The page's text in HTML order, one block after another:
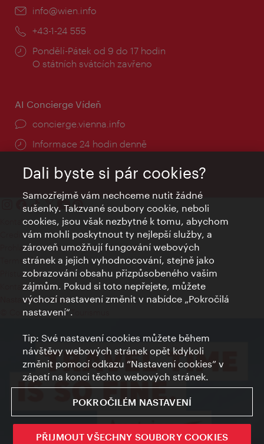
E-
info@wien.info
Telefon:
+43-1-24 555
Provozní
doba:
Pondělí-Pátek od 9 do 17 hodin
O státních svátcích zavřeno
AI Concierge Vídeň
concierge.vienna.info
Informace 24 hodin denně
Kontakty
Credits
Prohlášení o ochraně osobních údajů
Terms of Use
Přístupnost
Kontakt pro tisk
Nastavení cookies
© Copyright Wien Tourismus
Dali byste si pár cookies?
Samozřejmě vám nechceme nutit žádné
sušenky. Takzvané soubory cookie, neboli
cookies, jsou však nezbytné k tomu, abychom
vám mohli poskytnout ty nejlepší služby, a
zároveň umožňují fungování webových
stránek a jejich vyhodnocování, stejně jako
zobrazování obsahu přizpůsobeného vašim
zájmům. Pokud si toto nepřejete, můžete
výchozí nastavení změnit v nabídce „Pokročilá
nastavení“.
Tip: Své nastavení cookies můžete během
návštěvy webových stránek opět kdykoli
změnit pomocí odkazu “Nastavení cookies” v
zápatí na konci těchto webových stránek.
POKROČILÉM NASTAVENÍ
PŘIJMOUT VŠECHNY SOUBORY COOKIES